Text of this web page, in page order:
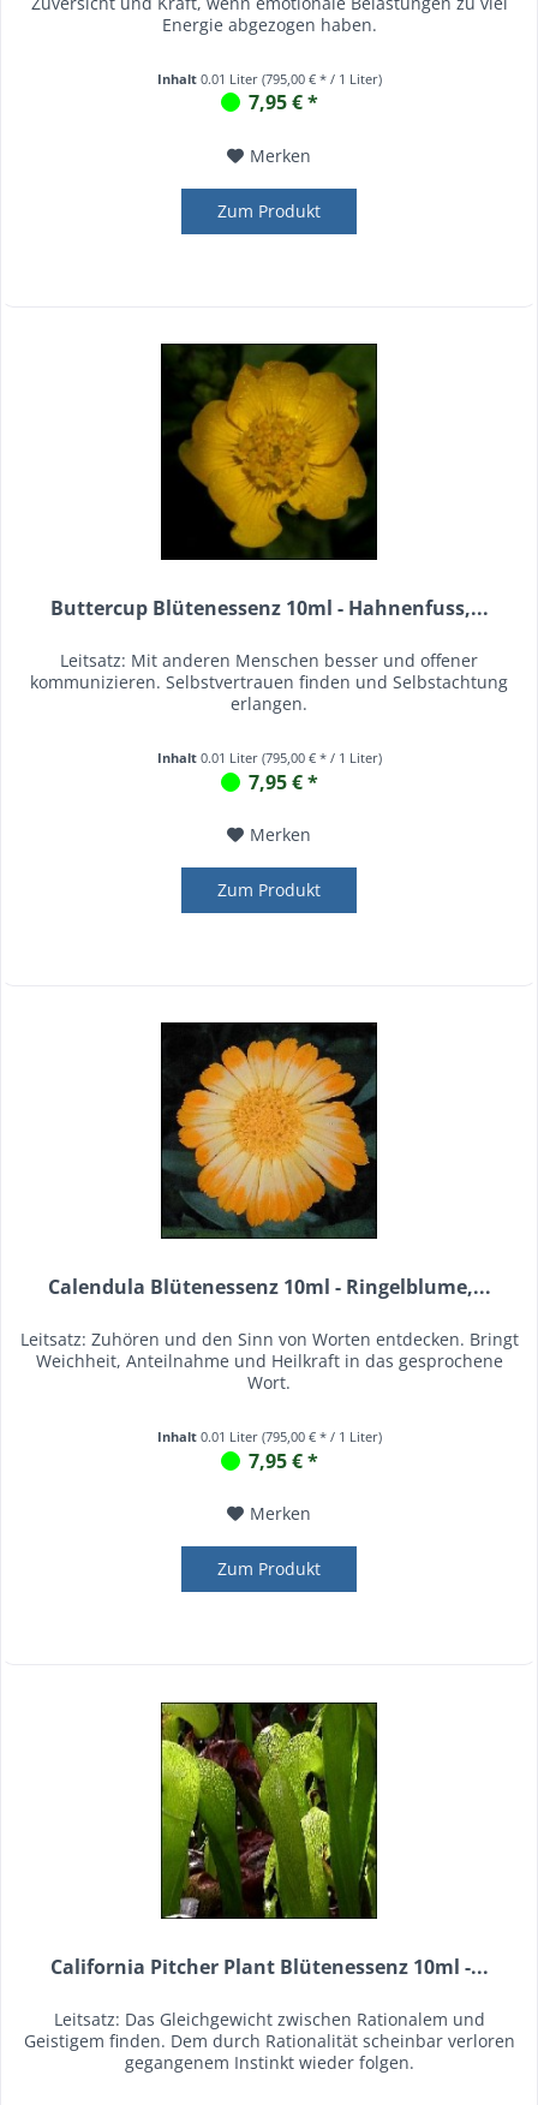
Energie abgezogen haben.
Inhalt 0.01 Liter (795,00 € * / 1 Liter)
7,95 € *
Merken
Zum Produkt
Buttercup Blütenessenz 10ml - Hahnenfuss,...
Leitsatz: Mit anderen Menschen besser und offener
kommunizieren. Selbstvertrauen finden und Selbstachtung
erlangen.
Inhalt 0.01 Liter (795,00 € * / 1 Liter)
7,95 € *
Merken
Zum Produkt
Calendula Blütenessenz 10ml - Ringelblume,...
Leitsatz: Zuhören und den Sinn von Worten entdecken. Bringt
Weichheit, Anteilnahme und Heilkraft in das gesprochene
Wort.
Inhalt 0.01 Liter (795,00 € * / 1 Liter)
7,95 € *
Merken
Zum Produkt
California Pitcher Plant Blütenessenz 10ml -...
Leitsatz: Das Gleichgewicht zwischen Rationalem und
Geistigem finden. Dem durch Rationalität scheinbar verloren
gegangenem Instinkt wieder folgen.